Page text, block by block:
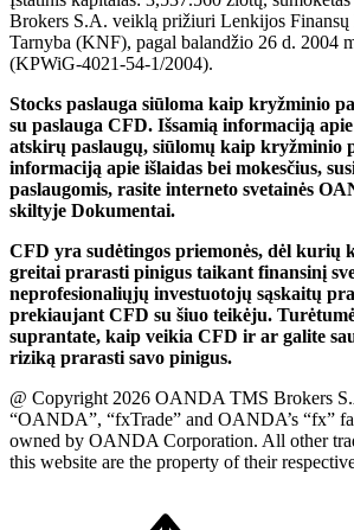
Brokers S.A. veiklą prižiuri Lenkijos Finansų
Tarnyba (KNF), pagal balandžio 26 d. 2004
(KPWiG-4021-54-1/2004).
Stocks paslauga siūloma kaip kryžminio
su paslauga CFD. Išsamią informaciją
atskirų paslaugų, siūlomų kaip kryžminio
informaciją apie išlaidas bei mokesčius,
paslaugomis, rasite interneto svetainės
skiltyje Dokumentai.
CFD yra sudėtingos priemonės, dėl kurių
greitai prarasti pinigus taikant finansinį
neprofesionaliųjų investuotojų sąskaitų
prekiaujant CFD su šiuo teikėju.
suprantate, kaip veikia CFD ir ar galite
riziką prarasti savo pinigus.
@ Copyright 2026 OANDA TMS Brokers
“OANDA”, “fxTrade” and OANDA’s “fx”
owned by OANDA Corporation. All other
this website are the property of their